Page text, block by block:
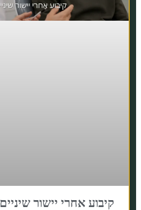
קיבוע אחרי יישור שיניים